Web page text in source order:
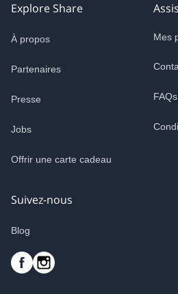
Explore Share
À propos
Partenaires
Presse
Jobs
Offrir une carte cadeau
Mes
FAQs
Suivez-nous
Blog